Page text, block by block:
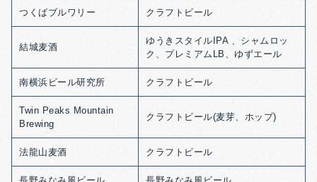
つくばブルワリー クラフトビール
結城麦酒
ゆうきスタイルIPA 、シャムロッ
ク、プレミアムLB、ゆずエール
南横浜ビール研究所 クラフトビール
Twin Peaks Mountain
Brewing
クラフトビール(麦芽、ホップ)
法龍山麦酒 クラフトビール